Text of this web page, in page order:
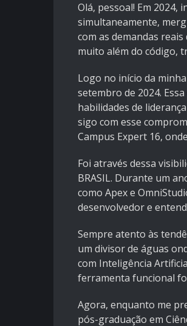
Olá, pessoal! Em 2024,
simultaneamente,
com as demandas
muito além do código,
Logo no início da
setembro de 2024.
habilidades de
sigo com esse
Campus Expert 16,
Foi através dessa
BRASIL. Durante um
como Apex e
desenvolvedor e
Sempre atento às
um divisor de águas
com Inteligência
ferramenta funcional
Agora, enquanto me
pós-graduação em